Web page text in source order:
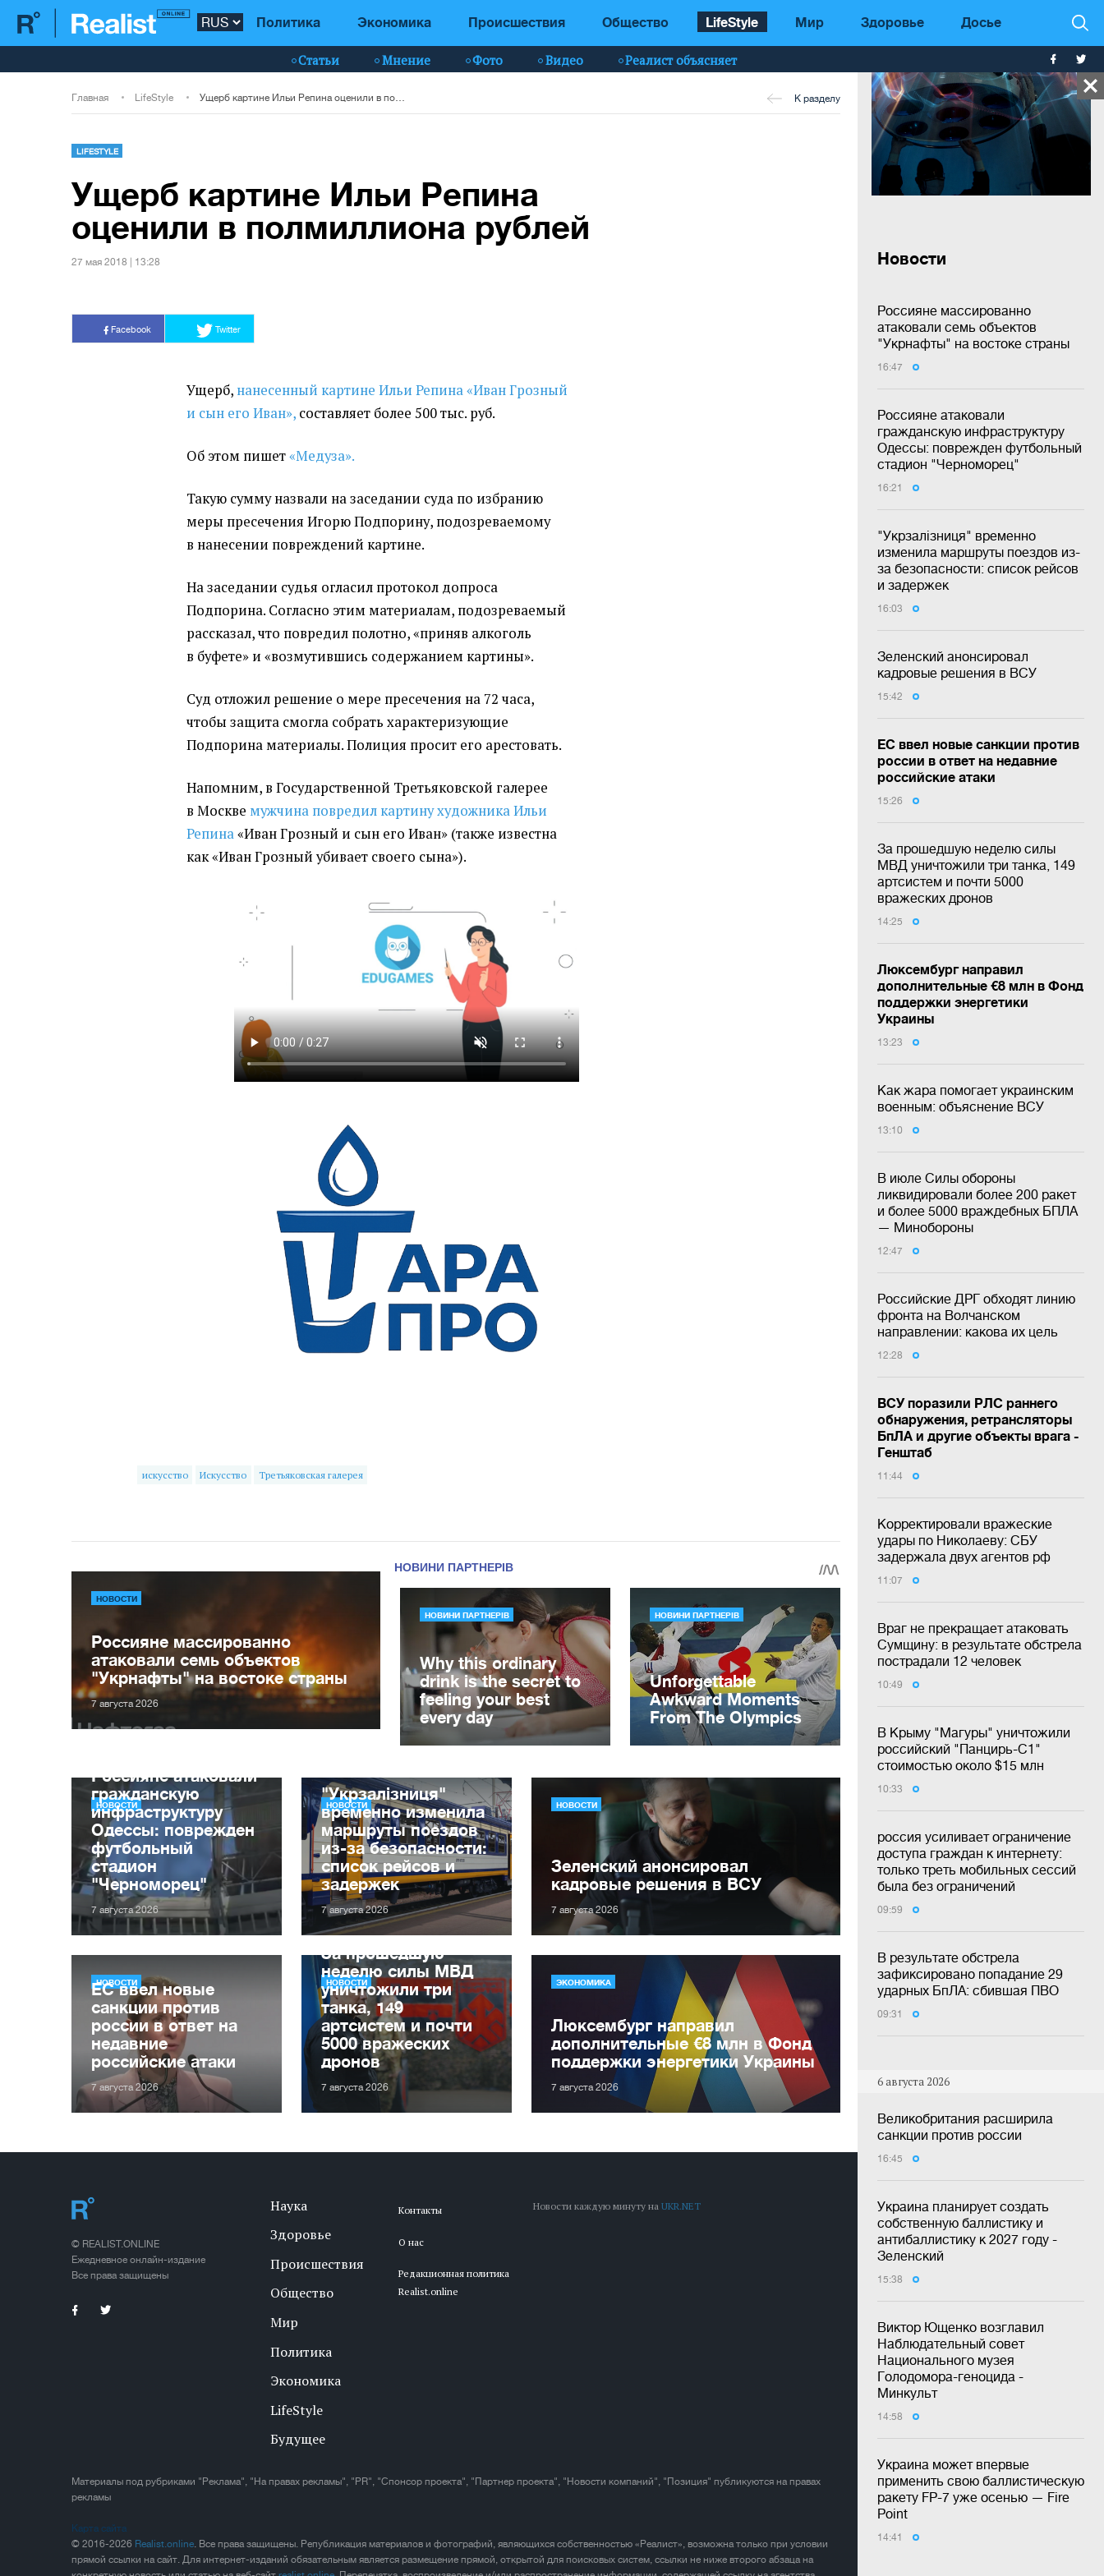
Политика Экономика Происшествия Общество LifeStyle Мир Здоровье Досье
Статьи Мнение Фото Видео Реалист объясняет
Новости
Россияне массированно
атаковали семь объектов
"Укрнафты" на востоке страны
16:47
Россияне атаковали
гражданскую инфраструктуру
Одессы: поврежден футбольный
стадион "Черноморец"
16:21
"Укрзалізниця" временно
изменила маршруты поездов из-
за безопасности: список рейсов
и задержек
16:03
Зеленский анонсировал
кадровые решения в ВСУ
15:42
ЕС ввел новые санкции против
россии в ответ на недавние
российские атаки
15:26
За прошедшую неделю силы
МВД уничтожили три танка, 149
артсистем и почти 5000
вражеских дронов
14:25
Люксембург направил
дополнительные €8 млн в Фонд
поддержки энергетики
Украины
13:23
Как жара помогает украинским
военным: объяснение ВСУ
13:10
В июле Силы обороны
ликвидировали более 200 ракет
и более 5000 враждебных БПЛА
— Минобороны
12:47
Российские ДРГ обходят линию
фронта на Волчанском
направлении: какова их цель
12:28
ВСУ поразили РЛС раннего
обнаружения, ретрансляторы
БпЛА и другие объекты врага -
Генштаб
11:44
Корректировали вражеские
удары по Николаеву: СБУ
задержала двух агентов рф
11:07
Враг не прекращает атаковать
Сумщину: в результате обстрела
пострадали 12 человек
10:49
В Крыму "Магуры" уничтожили
российский "Панцирь-С1"
стоимостью около $15 млн
10:33
россия усиливает ограничение
доступа граждан к интернету:
только треть мобильных сессий
была без ограничений
09:59
В результате обстрела
зафиксировано попадание 29
ударных БпЛА: сбившая ПВО
09:31
6 августа 2026
Великобритания расширила
санкции против россии
16:45
Украина планирует создать
собственную баллистику и
антибаллистику к 2027 году -
Зеленский
15:38
Виктор Ющенко возглавил
Наблюдательный совет
Национального музея
Голодомора-геноцида -
Минкульт
14:58
Украина может впервые
применить свою баллистическую
ракету FP-7 уже осенью — Fire
Point
14:41
Главная LifeStyle К разделу
LIFESTYLE
Ущерб картине Ильи Репина
оценили в полмиллиона рублей
27 мая 2018 | 13:28
Facebook Twitter
Ущерб, нанесенный картине Ильи Репина«Иван Грозный
и сын его Иван», составляет более 500 тыс. руб.
Об этом пишет«Медуза».
Такую сумму назвали на заседании суда по избранию
меры пресечения Игорю Подпорину, подозреваемому
в нанесении повреждений картине.
На заседании судья огласил протокол допроса
Подпорина. Согласно этим материалам, подозреваемый
рассказал, что повредил полотно, «приняв алкоголь
в буфете» и «возмутившись содержанием картины».
Суд отложил решение о мере пресечения на 72 часа,
чтобы защита смогла собрать характеризующие
Подпорина материалы. Полиция просит его арестовать.
Напомним, в Государственной Третьяковской галерее
в Москве мужчина повредил картину художника Ильи
Репина«Иван Грозный и сын его Иван» (также известна
как«Иван Грозный убивает своего сына»).
искусство Искусство Третьяковская галерея
НОВОСТИ
Россияне массированно
атаковали семь объектов
"Укрнафты" на востоке страны
7 августа 2026
НОВОСТИ
Россияне атаковали
гражданскую
инфраструктуру
Одессы: поврежден
футбольный
стадион
"Черноморец"
7 августа 2026
НОВОСТИ
"Укрзалізниця"
временно изменила
маршруты поездов
из-за безопасности:
список рейсов и
задержек
7 августа 2026
НОВОСТИ
Зеленский анонсировал
кадровые решения в ВСУ
7 августа 2026
НОВОСТИ
ЕС ввел новые
санкции против
россии в ответ на
недавние
российские атаки
7 августа 2026
НОВОСТИ
За прошедшую
неделю силы МВД
уничтожили три
танка, 149
артсистем и почти
5000 вражеских
дронов
7 августа 2026
ЭКОНОМИКА
Люксембург направил
дополнительные €8 млн в Фонд
поддержки энергетики Украины
7 августа 2026
© REALIST.ONLINE
Ежедневное онлайн-издание
Все права защищены
Наука
Здоровье
Происшествия
Общество
Мир
Политика
Экономика
LifeStyle
Будущее
Контакты
О нас
Редакционная политика
Realist.online
Новости каждую минуту наUKR.NET
Материалы под рубриками "Реклама", "На правах рекламы", "PR", "Спонсор проекта", "Партнер проекта", "Новости компаний", "Позиция" публикуются на правах
рекламы
Карта сайта
© 2016-2026 Realist.online. Все права защищены. Републикация материалов и фотографий, являющихся собственностью «Реалист», возможна только при условии
прямой ссылки на сайт. Для интернет-изданий обязательным является размещение прямой, открытой для поисковых систем, ссылки не ниже второго абзаца на